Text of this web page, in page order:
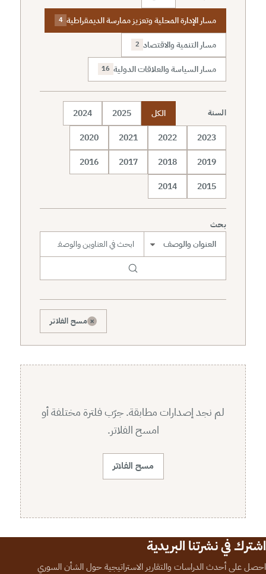
مسار الإدارة المحلية وتعزيز ممارسة الديمقراطية 4
مسار التنمية والاقتصاد 2
مسار السياسة والعلاقات الدولية 16
السنة الكل 2025
2024
2023
2022
2021
2020
2019
2018
2017
2016
2015
2014
بحث
× مسح الفلاتر
لم نجد إصدارات مطابقة. جرّب فلترة مختلفة أو
امسح الفلاتر.
مسح الفلاتر
اشترك في نشرتنا البريدية
احصل على أحدث الدراسات والتقارير الاستراتيجية حول الشأن السوري